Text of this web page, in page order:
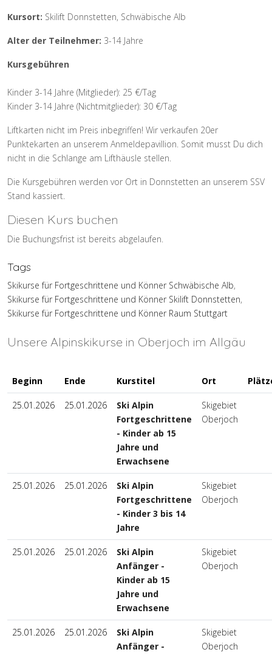
Kursort: Skilift Donnstetten, Schwäbische Alb
Alter der Teilnehmer: 3-14 Jahre
Kursgebühren
Kinder 3-14 Jahre (Mitglieder): 25 €/Tag
Kinder 3-14 Jahre (Nichtmitglieder): 30 €/Tag
Liftkarten nicht im Preis inbegriffen! Wir verkaufen 20er
Punktekarten an unserem Anmeldepavillion. Somit musst Du dich
nicht in die Schlange am Lifthäusle stellen.
Die Kursgebühren werden vor Ort in Donnstetten an unserem SSV
Stand kassiert.
Diesen Kurs buchen
Die Buchungsfrist ist bereits abgelaufen.
Tags
Skikurse für Fortgeschrittene und Könner Schwäbische Alb,
Skikurse für Fortgeschrittene und Könner Skilift Donnstetten,
Skikurse für Fortgeschrittene und Könner Raum Stuttgart
Unsere Alpinskikurse in Oberjoch im Allgäu
Beginn Ende Kurstitel Ort
25.01.2026 25.01.2026
Ski Alpin
Fortgeschrittene
- Kinder ab 15
Jahre und
Erwachsene
Skigebiet
Oberjoch
25.01.2026 25.01.2026
Ski Alpin
Fortgeschrittene
- Kinder 3 bis 14
Jahre
Skigebiet
Oberjoch
25.01.2026 25.01.2026
Ski Alpin
Anfänger -
Kinder ab 15
Jahre und
Erwachsene
Skigebiet
Oberjoch
25.01.2026 25.01.2026
Ski Alpin
Anfänger -
Skigebiet
Oberjoch